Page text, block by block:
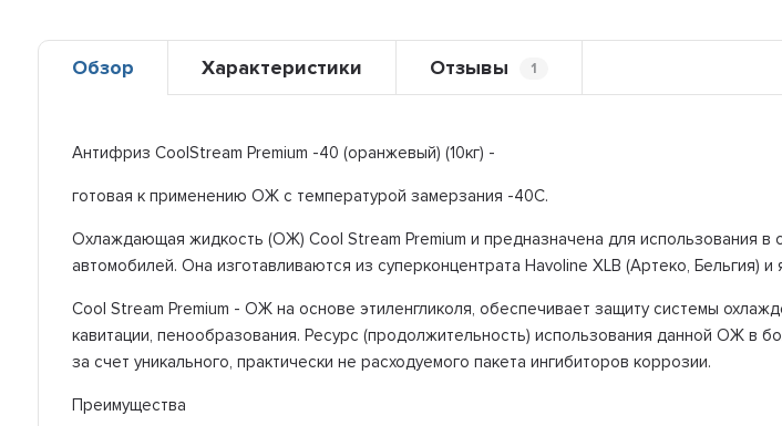
Обзор Характеристики Отзывы 1
Антифриз CoolStream Premium -40 (оранжевый) (10кг) -
готовая к применению ОЖ с температурой замерзания -40С.
Охлаждающая жидкость (ОЖ) Cool Stream Premium и предназначена для использования в
автомобилей. Она изготавливаются из суперконцентрата Havoline XLB (Артеко, Бельгия)
Cool Stream Premium - ОЖ на основе этиленгликоля, обеспечивает защиту системы
кавитации, пенообразования. Ресурс (продолжительность) использования данной ОЖ в
за счет уникального, практически не расходуемого пакета ингибиторов коррозии.
Преимущества